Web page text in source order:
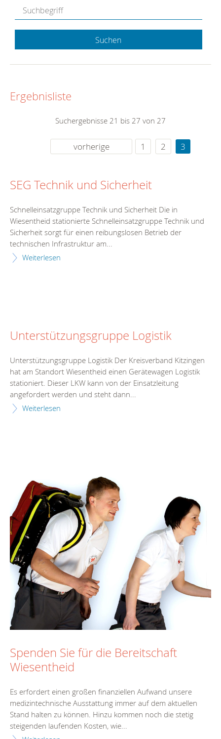
Suchen
Ergebnisliste
Suchergebnisse 21 bis 27 von 27
vorherige 1 2 3
SEG Technik und Sicherheit
Schnelleinsatzgruppe Technik und Sicherheit Die in
Wiesentheid stationierte Schnelleinsatzgruppe Technik und
Sicherheit sorgt für einen reibungslosen Betrieb der
technischen Infrastruktur am...
Weiterlesen
Unterstützungsgruppe Logistik
Unterstützungsgruppe Logistik Der Kreisverband Kitzingen
hat am Standort Wiesentheid einen Gerätewagen Logistik
stationiert. Dieser LKW kann von der Einsatzleitung
angefordert werden und steht dann...
Weiterlesen
Spenden Sie für die Bereitschaft
Wiesentheid
Es erfordert einen großen finanziellen Aufwand unsere
medizintechnische Ausstattung immer auf dem aktuellen
Stand halten zu können. Hinzu kommen noch die stetig
steigenden laufenden Kosten, wie...